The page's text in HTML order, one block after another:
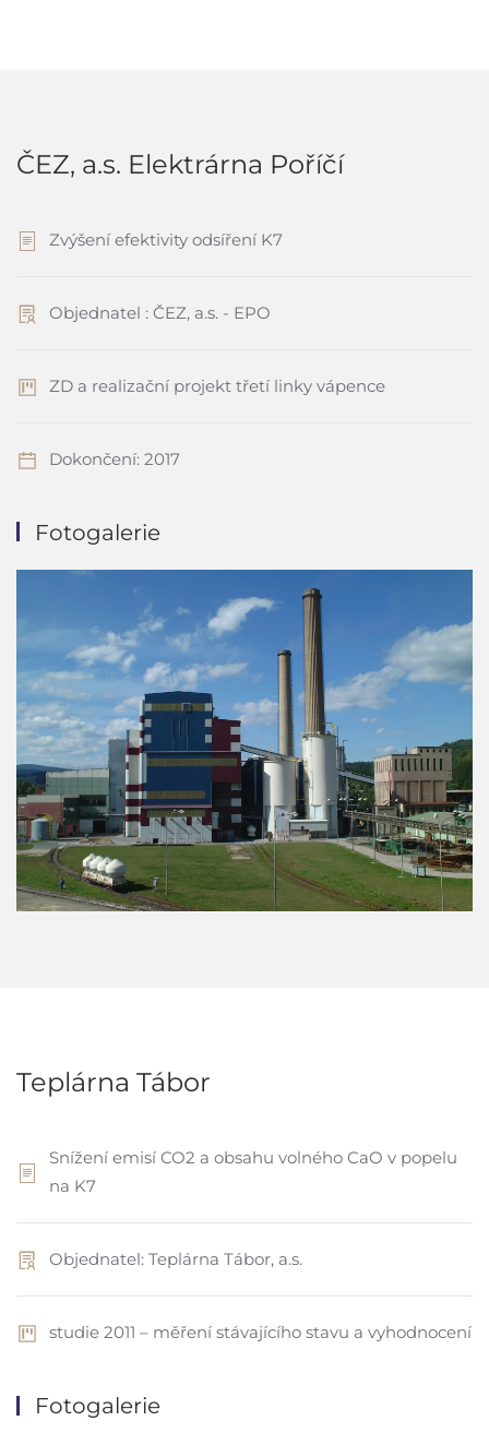
ČEZ, a.s. Elektrárna Poříčí
Zvýšení efektivity odsíření K7
Objednatel : ČEZ, a.s. - EPO
ZD a realizační projekt třetí linky vápence
Dokončení: 2017
Fotogalerie
Teplárna Tábor
Snížení emisí CO2 a obsahu volného CaO v popelu
na K7
Objednatel: Teplárna Tábor, a.s.
studie 2011 – měření stávajícího stavu a vyhodnocení
Fotogalerie